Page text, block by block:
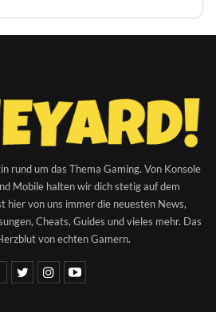
rund um das Thema Gaming. Von Konsole
Mobile halten wir dich stetig auf dem
hier von uns immer die neuesten News,
Cheats, Guides und vieles mehr. Das
von echten Gamern.